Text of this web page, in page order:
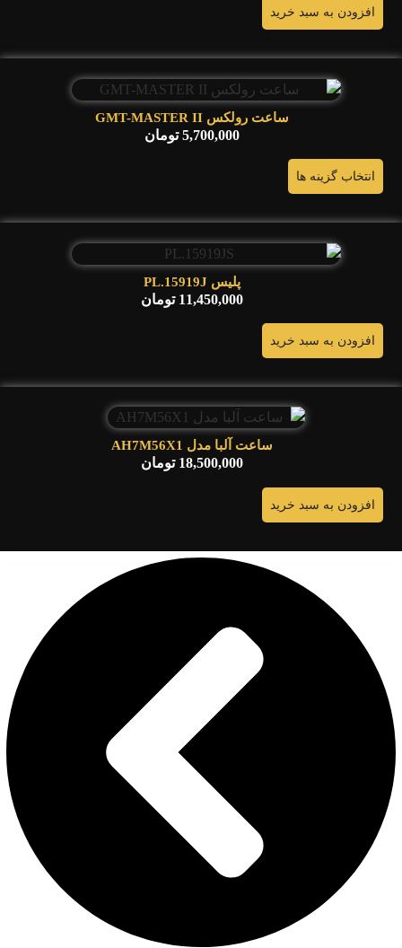
افزودن به سبد خرید
ساعت رولکس GMT-MASTER II
5,700,000 تومان
انتخاب گزینه ها
پلیس PL.15919J
11,450,000 تومان
افزودن به سبد خرید
ساعت آلبا مدل AH7M56X1
18,500,000 تومان
افزودن به سبد خرید